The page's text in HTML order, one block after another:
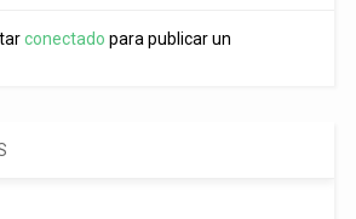
conectado para publicar un